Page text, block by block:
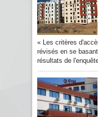
« Les critères
révisés en se
résultats de